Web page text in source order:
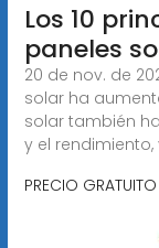
Los 10
paneles
20 de nov. de
solar ha
solar también
y el rendimiento,
PRECIO GRATUITO